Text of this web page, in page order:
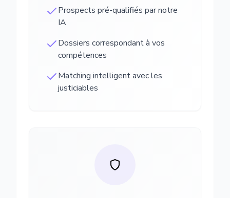
Prospects pré-qualifiés par notre
IA
Dossiers correspondant à vos
compétences
Matching intelligent avec les
justiciables